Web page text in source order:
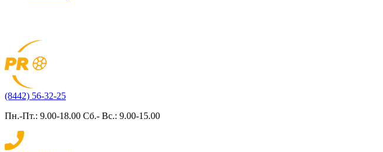
(8442) 56-32-25
Пн.-Пт.: 9.00-18.00 Сб.- Вс.: 9.00-15.00